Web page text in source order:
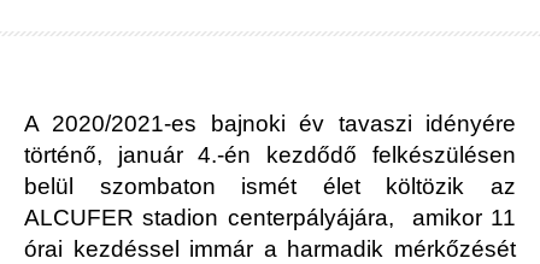
A 2020/2021-es bajnoki év tavaszi idényére
történő, január 4.-én kezdődő felkészülésen
belül szombaton ismét élet költözik az
ALCUFER stadion centerpályájára, amikor 11
órai kezdéssel immár a harmadik mérkőzését